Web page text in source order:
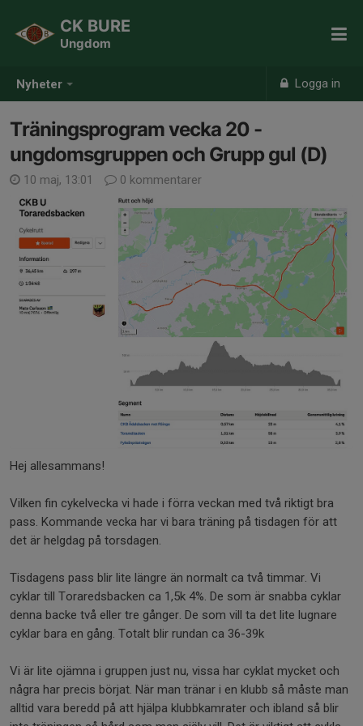
Nyheter Logga in
CK BURE
Ungdom
Träningsprogram vecka 20 -
ungdomsgruppen och Grupp gul (D)
10 maj, 13:01 0 kommentarer
Hej allesammans!
Vilken fin cykelvecka vi hade i förra veckan med två riktigt bra
pass. Kommande vecka har vi bara träning på tisdagen för att
det är helgdag på torsdagen.
Tisdagens pass blir lite längre än normalt ca två timmar. Vi
cyklar till Toraredsbacken ca 1,5k 4%. De som är snabba cyklar
denna backe två eller tre gånger. De som vill ta det lite lugnare
cyklar bara en gång. Totalt blir rundan ca 36-39k
Vi är lite ojämna i gruppen just nu, vissa har cyklat mycket och
några har precis börjat. När man tränar i en klubb så måste man
alltid vara beredd på att hjälpa klubbkamrater och ibland så blir